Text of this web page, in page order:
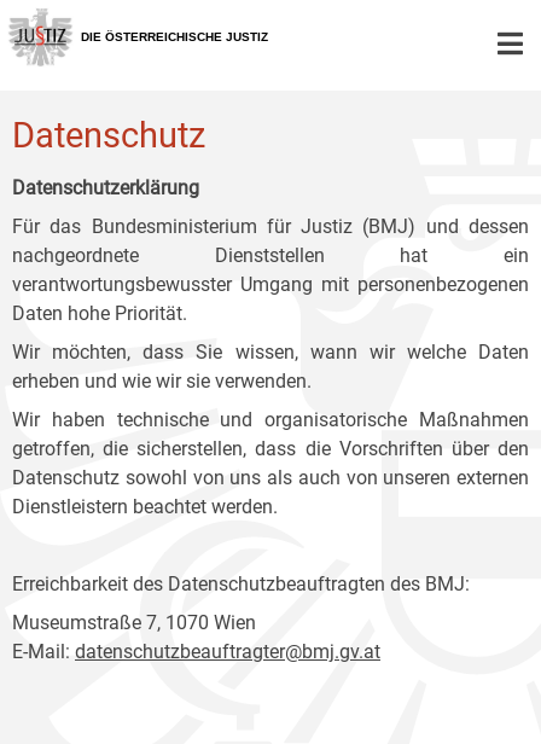
Zur
Hauptnavigation
[1]
Zum
Inhalt
[2]
Zum
Untermenü
[3]
DIE ÖSTERREICHISCHE JUSTIZ
Datenschutz
Datenschutzerklärung
Für das Bundesministerium für Justiz (BMJ) und dessen
nachgeordnete Dienststellen hat ein
verantwortungsbewusster Umgang mit personenbezogenen
Daten hohe Priorität.
Wir möchten, dass Sie wissen, wann wir welche Daten
erheben und wie wir sie verwenden.
Wir haben technische und organisatorische Maßnahmen
getroffen, die sicherstellen, dass die Vorschriften über den
Datenschutz sowohl von uns als auch von unseren externen
Dienstleistern beachtet werden.
Erreichbarkeit des Datenschutzbeauftragten des BMJ:
Museumstraße 7, 1070 Wien
E-Mail: datenschutzbeauftragter@bmj.gv.at